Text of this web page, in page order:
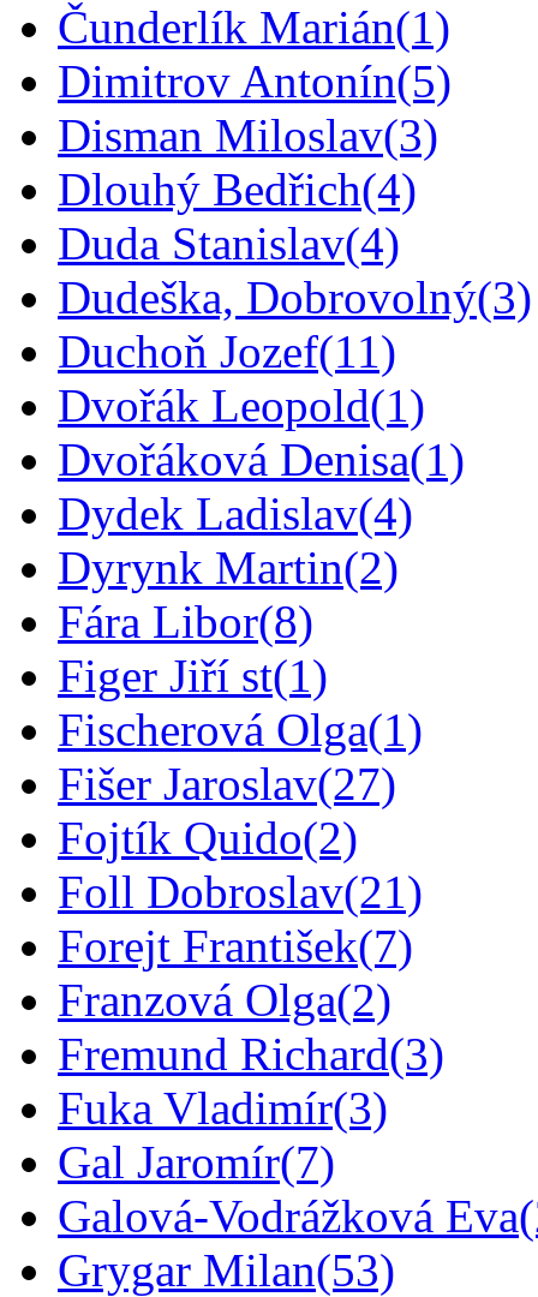
Čunderlík Marián(1)
Dimitrov Antonín(5)
Disman Miloslav(3)
Dlouhý Bedřich(4)
Duda Stanislav(4)
Dudeška, Dobrovolný(3)
Duchoň Jozef(11)
Dvořák Leopold(1)
Dvořáková Denisa(1)
Dydek Ladislav(4)
Dyrynk Martin(2)
Fára Libor(8)
Figer Jiří st(1)
Fischerová Olga(1)
Fišer Jaroslav(27)
Fojtík Quido(2)
Foll Dobroslav(21)
Forejt František(7)
Franzová Olga(2)
Fremund Richard(3)
Fuka Vladimír(3)
Gal Jaromír(7)
Galová-Vodrážková Eva
Grygar Milan(53)